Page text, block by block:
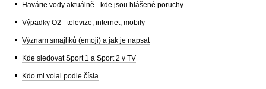
Havárie vody aktuálně - kde jsou hlášené poruchy
Výpadky O2 - televize, internet, mobily
Význam smajlíků (emoji) a jak je napsat
Kde sledovat Sport 1 a Sport 2 v TV
Kdo mi volal podle čísla